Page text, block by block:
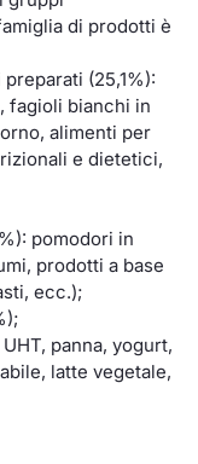
di prodotti è
(25,1%):
fagioli bianchi in
alimenti per
e dietetici,
pomodori in
prodotti a base
ecc.);
panna, yogurt,
latte vegetale,
Per
BTP
BONO
BUND
BTP
KID/
Listing
Milan
Market
Notizie
Servizi
Dati di
Analisi
Mifid 2